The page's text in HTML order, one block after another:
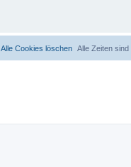
Alle Zeiten sind
Alle Cookies löschen